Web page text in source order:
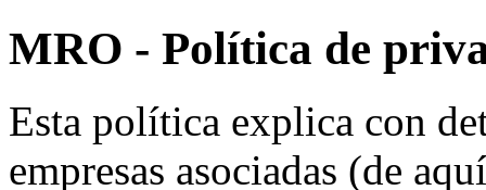
MRO - Política de
Esta política explica con
empresas asociadas (de